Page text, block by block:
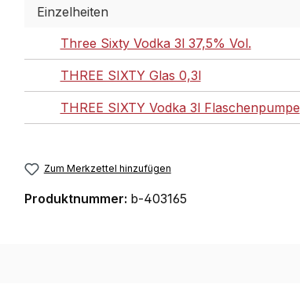
Einzelheiten
Three Sixty Vodka 3l 37,5% Vol.
THREE SIXTY Glas 0,3l
THREE SIXTY Vodka 3l Flaschenpumpe
Zum Merkzettel hinzufügen
Produktnummer: b-403165